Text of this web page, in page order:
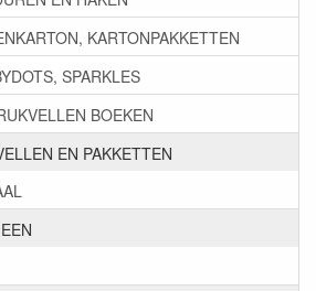
KARTONPAKKETTEN
SPARKLES
BOEKEN
EN PAKKETTEN